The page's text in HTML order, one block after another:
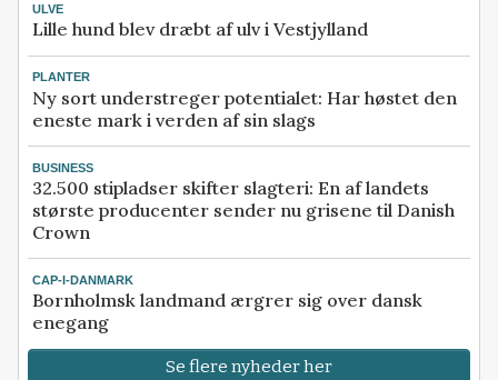
ULVE
Lille hund blev dræbt af ulv i Vestjylland
PLANTER
Ny sort understreger potentialet: Har høstet den
eneste mark i verden af sin slags
BUSINESS
32.500 stipladser skifter slagteri: En af landets
største producenter sender nu grisene til Danish
Crown
CAP-I-DANMARK
Bornholmsk landmand ærgrer sig over dansk
enegang
Se flere nyheder her